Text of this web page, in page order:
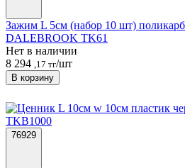
Зажим L 5см (набор 10 шт)
DALEBROOK TK61
Нет в наличии
8 294 ,17 тг/шт
В корзину
76929